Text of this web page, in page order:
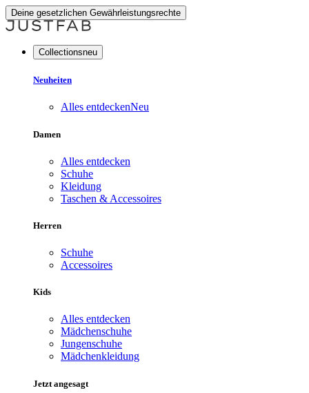
Deine gesetzlichen Gewährleistungsrechte
Collectionsneu
Neuheiten
Alles entdeckenNeu
Damen
Alles entdecken
Schuhe
Kleidung
Taschen & Accessoires
Herren
Schuhe
Accessoires
Kids
Alles entdecken
Mädchenschuhe
Jungenschuhe
Mädchenkleidung
Jetzt angesagt